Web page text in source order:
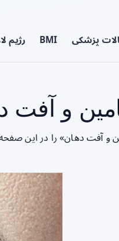
پزشکی BMI رژیم
و آفت
و آفت دهان» را در این